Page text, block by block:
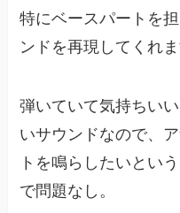
特にベースパートを
ンドを再現してくれま
弾いていて気持ちい
いサウンドなので、
トを鳴らしたいとい
で問題なし。